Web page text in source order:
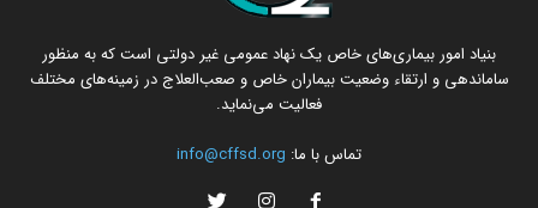
بنیاد امور بیماری‌های خاص یک نهاد عمومی غیر دولتی است که به منظور
ساماندهی و ارتقاء وضعیت بیماران خاص و صعب‌العلاج در زمینه‌های مختلف
فعالیت می‌نماید.
تماس با ما: info@cffsd.org